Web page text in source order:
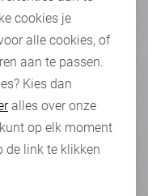
cookies je
alle cookies, of
aan te passen.
Kies dan
alles over onze
op elk moment
de link te klikken